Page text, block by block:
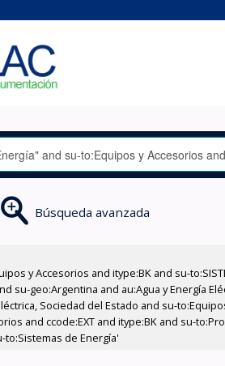
Búsqueda avanzada
y Accesorios and itype:BK and su-
geo:Argentina and au:Agua y Energía
Sociedad del Estado and su-
and ccode:EXT and itype:BK and su-
de Energía'